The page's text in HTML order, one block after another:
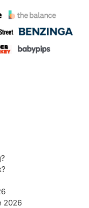
continuación.
2026